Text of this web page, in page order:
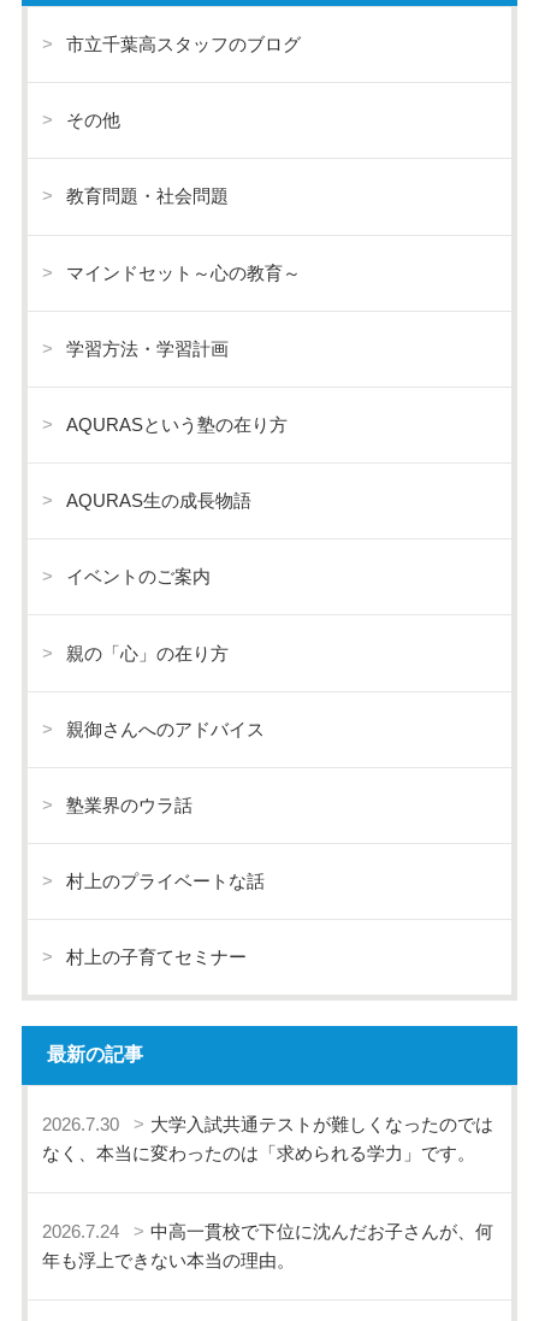
市立千葉高スタッフのブログ
その他
教育問題・社会問題
マインドセット～心の教育～
学習方法・学習計画
AQURASという塾の在り方
AQURAS生の成長物語
イベントのご案内
親の「心」の在り方
親御さんへのアドバイス
塾業界のウラ話
村上のプライベートな話
村上の子育てセミナー
最新の記事
2026.7.30
大学入試共通テストが難しくなったのでは
なく、本当に変わったのは「求められる学力」です。
2026.7.24
中高一貫校で下位に沈んだお子さんが、何
年も浮上できない本当の理由。